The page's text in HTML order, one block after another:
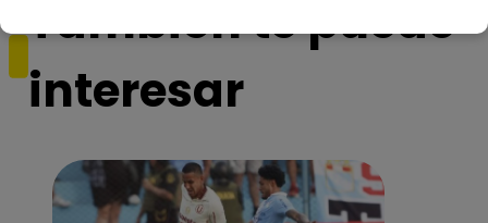
También te puede
interesar